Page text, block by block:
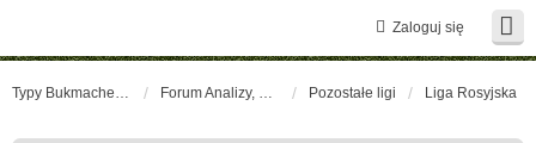
Zaloguj się
Typy Bukmacherskie Forum Forum Analizy, opinie, prognozy Pozostałe ligi Liga Rosyjska